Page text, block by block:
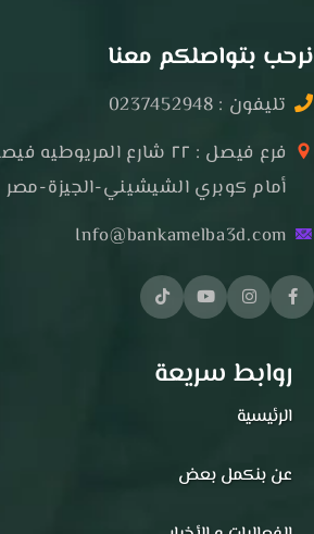
نرحب بتواصلكم معنا
تليفون : 0237452948
فرع فيصل : ٢٢ شارع
أمام كوبري الشيشيني-الجيزة-مصر
Info@bankamelba3d.com
روابط سريعة
الرئيسية
عن بنكمل بعض